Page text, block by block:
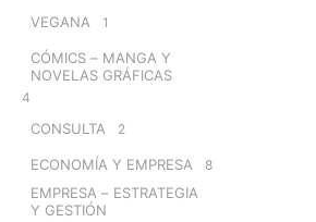
VEGANA 1
CÓMICS – MANGA Y
NOVELAS GRÁFICAS
4
CONSULTA 2
ECONOMÍA Y EMPRESA 8
EMPRESA – ESTRATEGIA
Y GESTIÓN